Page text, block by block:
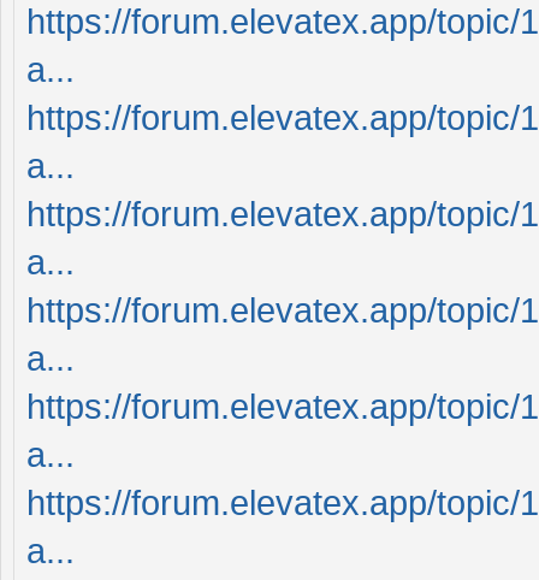
https://forum.elevatex.app/
a...
https://forum.elevatex.app/
a...
https://forum.elevatex.app/
a...
https://forum.elevatex.app/
a...
https://forum.elevatex.app/
a...
https://forum.elevatex.app/
a...